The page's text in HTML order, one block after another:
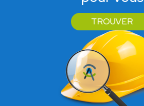
TROUVER